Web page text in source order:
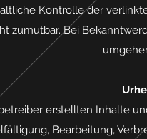
Kontrolle der
zumutbar. Bei
erstellten Inhalte
Bearbeitung,